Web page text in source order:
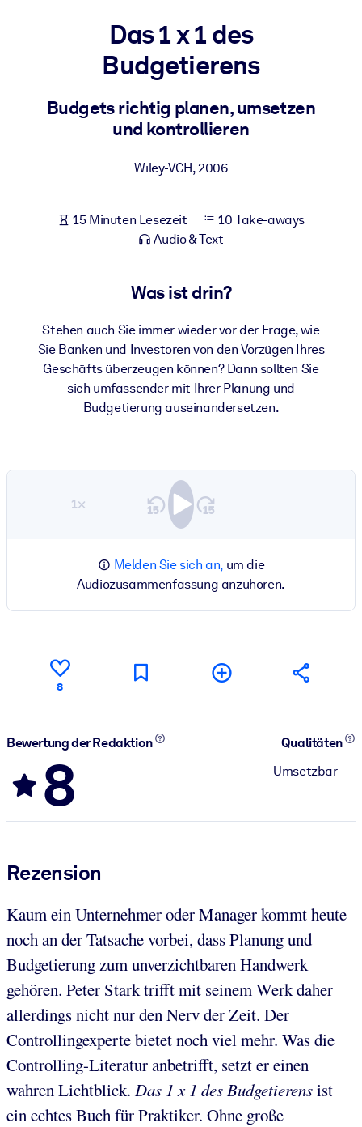
Bauen Sie eine gesunde und resiliente Belegschaft auf.
Für LMS/LXP
Integrieren Sie kompaktes, verifiziertes Wissen in Ihr LMS/LXP für
Bereichern Sie Ihre Unternehmensbibliothek mit
vertrauenswürdigem, praxisnahem Business-Wissen.
Nutzen Sie verlässliches, strukturiertes Wissen, um die Ergebnisse
Das 1 x 1 des
Budgetierens
Budgets richtig planen, umsetzen
und kontrollieren
Wiley-VCH,2006
15 Minuten Lesezeit
10 Take-aways
Audio & Text
Was ist drin?
Stehen auch Sie immer wieder vor der Frage, wie
Sie Banken und Investoren von den Vorzügen Ihres
Geschäfts überzeugen können? Dann sollten Sie
sich umfassender mit Ihrer Planung und
Budgetierung auseinandersetzen.
1×
Melden Sie sich an,um die
Audiozusammenfassung anzuhören.
8
Bewertung der Redaktion
8
Qualitäten
Umsetzbar
Rezension
Kaum ein Unternehmer oder Manager kommt heute
noch an der Tatsache vorbei, dass Planung und
Budgetierung zum unverzichtbaren Handwerk
gehören. Peter Stark trifft mit seinem Werk daher
allerdings nicht nur den Nerv der Zeit. Der
Controllingexperte bietet noch viel mehr. Was die
Controlling-Literatur anbetrifft, setzt er einen
wahren Lichtblick. Das 1 x 1 des Budgetierensist
ein echtes Buch für Praktiker. Ohne große